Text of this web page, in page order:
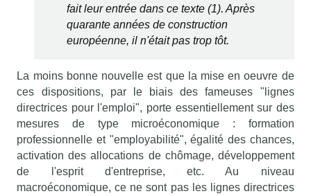
fait leur entrée dans ce texte (1). Après
quarante années de construction
européenne, il n'était pas trop tôt.
La moins bonne nouvelle est que la mise en oeuvre de
ces dispositions, par le biais des fameuses "lignes
directrices pour l'emploi", porte essentiellement sur des
mesures de type microéconomique : formation
professionnelle et "employabilité", égalité des chances,
activation des allocations de chômage, développement
de l'esprit d'entreprise, etc. Au niveau
macroéconomique, ce ne sont pas les lignes directrices